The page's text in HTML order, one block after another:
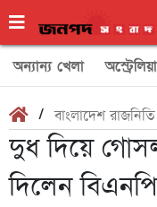
অন্যান্য খেলা
/বাংলাদেশ রাজনিতি
দুধ দিয়ে
দিলেন